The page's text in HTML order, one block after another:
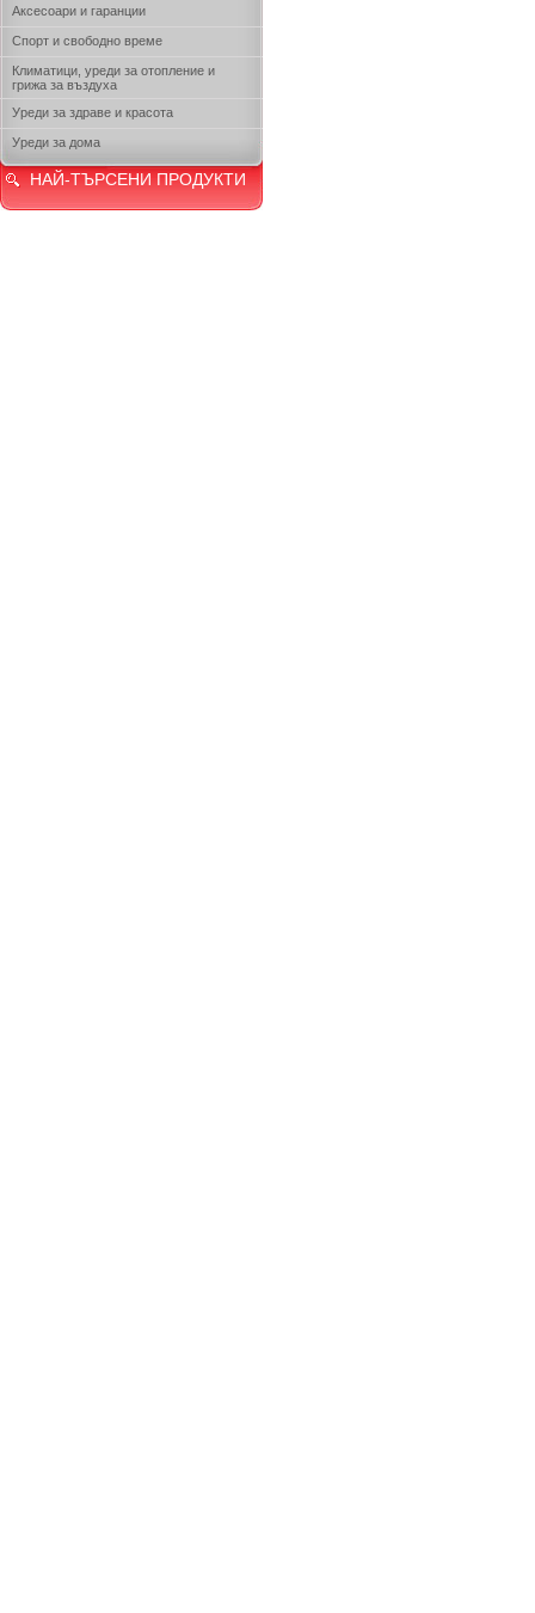
Аксесоари и гаранции
Спорт и свободно време
Климатици, уреди за отопление и
грижа за въздуха
Уреди за здраве и красота
Уреди за дома
НАЙ-ТЪРСЕНИ ПРОДУКТИ